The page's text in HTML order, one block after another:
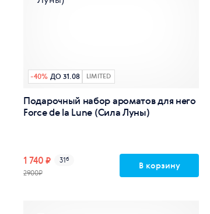
-40% ДО 31.08 LIMITED
Подарочный набор ароматов для него
Force de la Lune (Сила Луны)
1 740 ₽ 31б
2900₽
В корзину